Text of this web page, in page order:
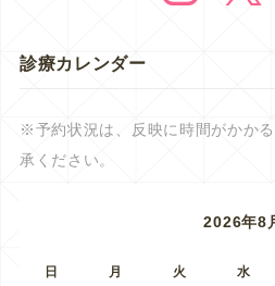
診療カレンダー
※予約状況は、反映に時間がかか
承ください。
2026年8
日 月 火 水